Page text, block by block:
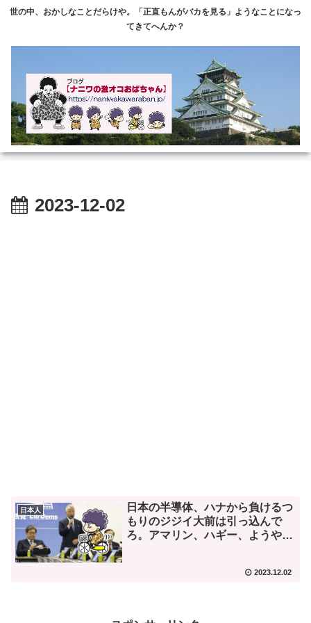
世の中、おかしなことだらけや。「正直もんがバカを見る」ようなことになっ
てきてへんか？
2023-12-02
日本人
日本の半導体、ハナから負けるつ
もりのジジイ大前は引っ込んで
ろ。アマリン、ハギー、ようやっ
2023.12.02